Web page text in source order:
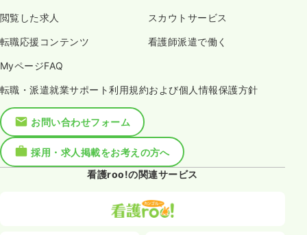
閲覧した求人 スカウトサービス
転職応援コンテンツ 看護師派遣で働く
MyページFAQ
転職・派遣就業サポート利用規約および個人情報保護方針
お問い合わせフォーム
採用・求人掲載をお考えの方へ
看護roo!の関連サービス